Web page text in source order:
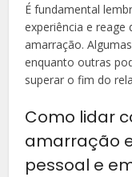
É fundamental
experiência e reage
amarração.
enquanto outras
superar o fim do
Como lidar
amarração
pessoal e